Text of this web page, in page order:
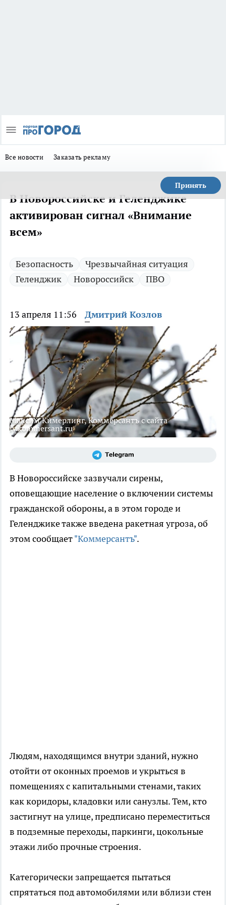
Все новости Заказать рекламу
Принять
В Новороссийске и Геленджике
активирован сигнал «Внимание
всем»
Безопасность
Чрезвычайная ситуация
Геленджик
Новороссийск ПВО
13 апреля 11:56 Дмитрий Козлов
Максим Кимерлинг, Коммерсантъ с сайта
iv.kommersant.ru
В Новороссийске зазвучали сирены,
оповещающие население о включении системы
гражданской обороны, а в этом городе и
Геленджике также введена ракетная угроза, об
этом сообщает"Коммерсантъ".
Людям, находящимся внутри зданий, нужно
отойти от оконных проемов и укрыться в
помещениях с капитальными стенами, таких
как коридоры, кладовки или санузлы. Тем, кто
застигнут на улице, предписано переместиться
в подземные переходы, паркинги, цокольные
этажи либо прочные строения.
Категорически запрещается пытаться
спрятаться под автомобилями или вблизи стен